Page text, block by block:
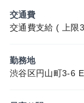
交通費
交通費支給 ( 上限
勤務地
渋谷区円山町3-6